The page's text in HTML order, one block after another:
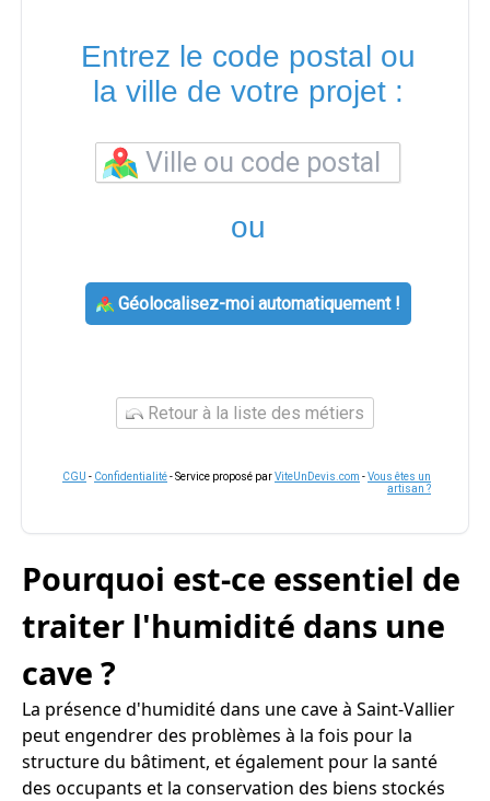
Entrez le code postal ou
la ville de votre projet :
ou
Géolocalisez-moi automatiquement !
Retour à la liste des métiers
CGU - Confidentialité- Service proposé parViteUnDevis.com -Vous êtes un
artisan ?
Pourquoi est-ce essentiel de
traiter l'humidité dans une
cave ?
La présence d'humidité dans une cave à Saint-Vallier
peut engendrer des problèmes à la fois pour la
structure du bâtiment, et également pour la santé
des occupants et la conservation des biens stockés